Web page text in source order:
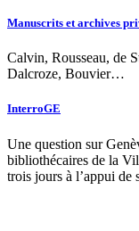
Manuscrits et archives
Calvin, Rousseau, de
Dalcroze, Bouvier…
InterroGE
Une question sur
bibliothécaires de la
trois jours à l’appui de